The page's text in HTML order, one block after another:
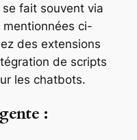
se fait souvent via
ci-
des extensions
de scripts
les chatbots.
: